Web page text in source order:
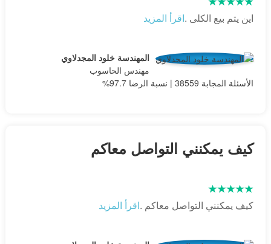
اين يتم بيع الكلى .اقرأ المزيد
المهندسة خلود المجدلاوي
مهندس الحاسوب
الأسئلة المجابة 38559 | نسبة الرضا 97.7%
كيف يمكنني التواصل معاكم
كيف يمكنني التواصل معاكم .اقرأ المزيد